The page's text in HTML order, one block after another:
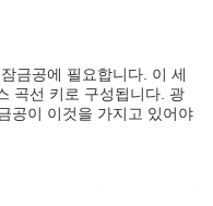
금공에 필요합니다. 이 세
곡선 키로 구성됩니다. 광
공이 이것을 가지고 있어야